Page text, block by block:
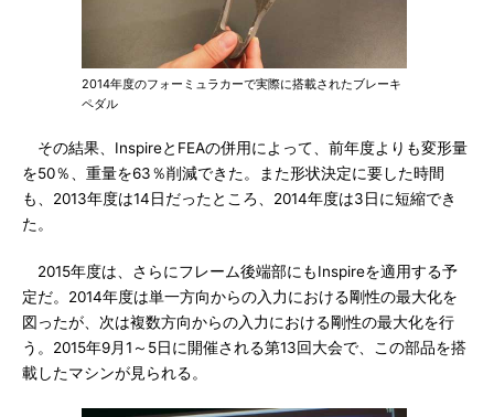
2014年度のフォーミュラカーで実際に搭載されたブレーキ
ペダル
その結果、InspireとFEAの併用によって、前年度よりも変形量
を50％、重量を63％削減できた。また形状決定に要した時間
も、2013年度は14日だったところ、2014年度は3日に短縮でき
た。
2015年度は、さらにフレーム後端部にもInspireを適用する予
定だ。2014年度は単一方向からの入力における剛性の最大化を
図ったが、次は複数方向からの入力における剛性の最大化を行
う。2015年9月1～5日に開催される第13回大会で、この部品を搭
載したマシンが見られる。